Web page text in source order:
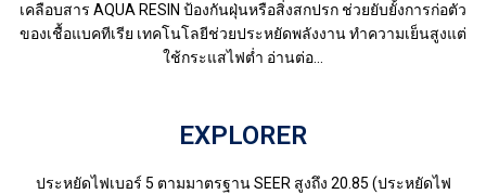
เคลือบสาร AQUA RESIN ป้องกันฝุ่นหรือสิ่งสกปรก ช่วยยับยั้งการก่อตัว
ของเชื้อแบคทีเรีย เทคโนโลยีช่วยประหยัดพลังงาน ทำความเย็นสูงแต่
ใช้กระแสไฟต่ำ อ่านต่อ...
EXPLORER
ประหยัดไฟเบอร์ 5 ตามมาตรฐาน SEER สูงถึง 20.85 (ประหยัดไฟ